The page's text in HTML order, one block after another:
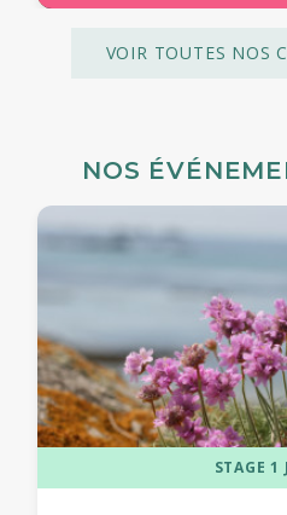
VOIR TOUTES NOS
NOS
STAGE 1